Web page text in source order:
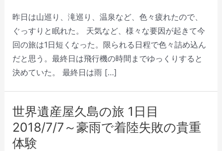
昨日は山巡り、滝巡り、温泉など、色々疲れたので、
ぐっすりと眠れた。 天気など、様々な要因が起きて今
回の旅は1日短くなった。限られる日程で色々詰め込ん
だと思う。最終日は飛行機の時間までゆっくりすると
決めていた。 最終日は雨 […]
世界遺産屋久島の旅 1日目
2018/7/7～豪雨で着陸失敗の貴重
体験